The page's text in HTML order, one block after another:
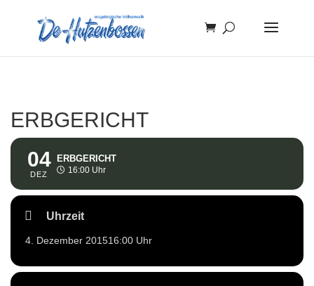
ERBGERICHT
04
DEZ
ERBGERICHT
16:00 Uhr
Uhrzeit
4. Dezember 201516:00 Uhr